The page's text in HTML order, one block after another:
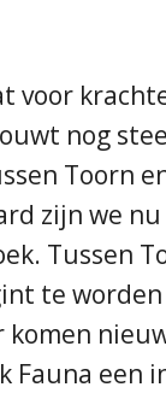
voor
nog
Toorn
zijn we
Tussen
te
Fauna een